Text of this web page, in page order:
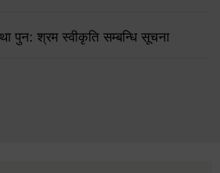
पुन: श्रम स्वीकृति सम्बन्धि सूचना